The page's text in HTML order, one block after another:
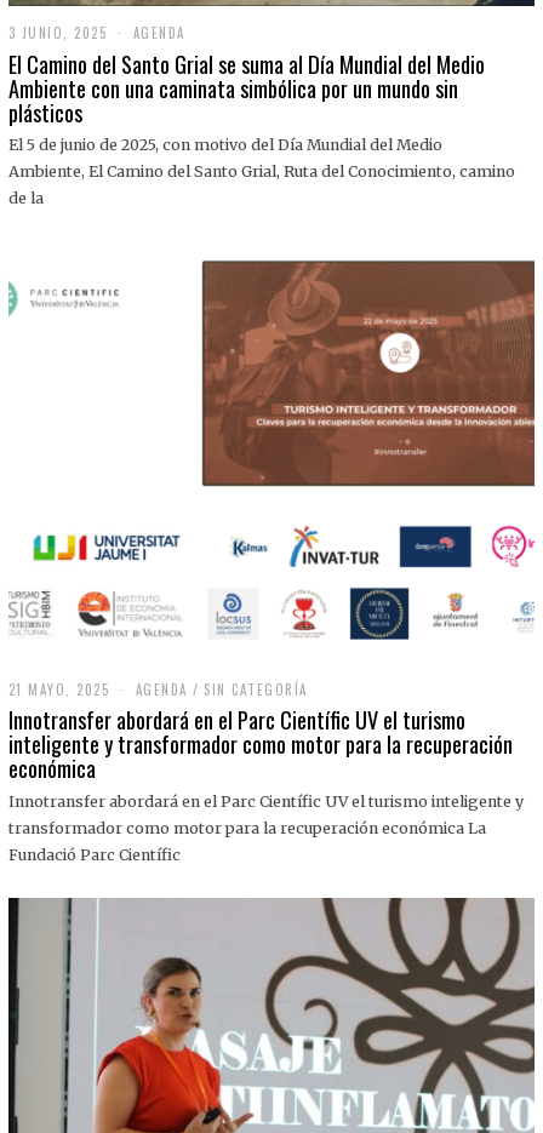
3 JUNIO, 2025
J
U
N
,
0
AGENDA
El Camino del Santo Grial se suma al Día Mundial del Medio
Ambiente con una caminata simbólica por un mundo sin
plásticos
El 5 de junio de 2025, con motivo del Día Mundial del Medio
Ambiente, El Camino del Santo Grial, Ruta del Conocimiento, camino
de la
21 MAYO, 2025
M
A
Y
,
0
2
AGENDA / SIN CATEGORÍA
Innotransfer abordará en el Parc Científic UV el turismo
inteligente y transformador como motor para la recuperación
económica
Innotransfer abordará en el Parc Científic UV el turismo inteligente y
transformador como motor para la recuperación económica La
Fundació Parc Científic